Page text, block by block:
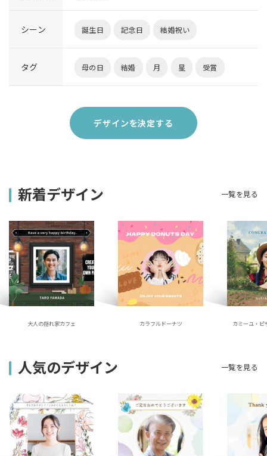
シーン 誕生日 記念日 結婚祝い
タグ 母の日 結婚 月 星 受賞
デザインを決定する
新着デザイン 一覧を見る
大人の隠れ家カフェ カラフルドーナツ カミーユ・ピ
人気のデザイン 一覧を見る